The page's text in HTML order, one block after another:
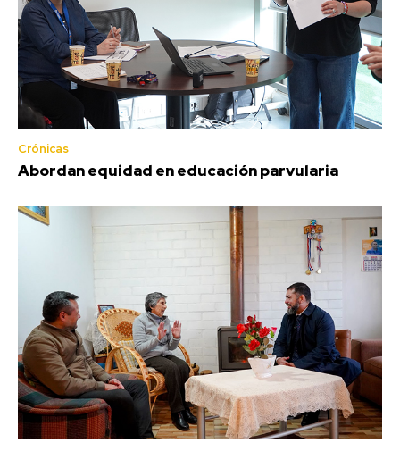
Crónicas
Abordan equidad en educación parvularia